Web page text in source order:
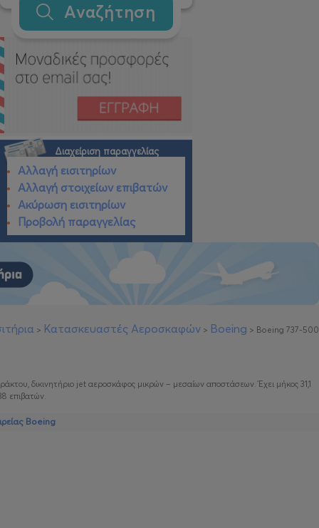
Αναζήτηση
Διαχείριση παραγγελίας
Αλλαγή εισιτηρίων
Αλλαγή στοιχείων επιβατών
Ακύρωση εισιτηρίων
Προβολή παραγγελίας
> Κατασκευαστές Αεροσκαφών > Boeing > Boeing 737-500
δικινητήριο jet αεροσκάφος μικρών – μεσαίων αποστάσεων. Έχει μήκος 31,1
επιβατών.
Boeing